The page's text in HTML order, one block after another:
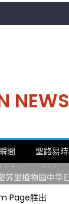
NEWS
間 聖路易
来赴约 —— 密
家Darek演绎一
里植物园中华
Page胜出